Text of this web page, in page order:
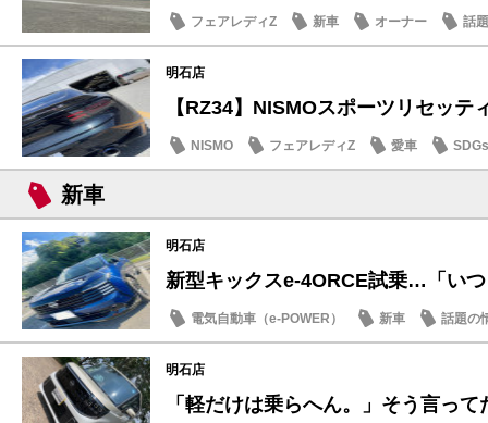
フェアレディZ 新車 オーナー 話
明石店
【RZ34】NISMOスポーツリセッテ
NISMO フェアレディZ 愛車 SDGs
新車
明石店
新型キックスe-4ORCE試乗…「い
電気自動車（e-POWER） 新車 話題の
明石店
「軽だけは乗らへん。」そう言っ